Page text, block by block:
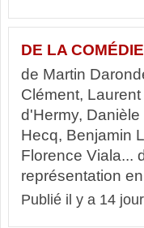
DE LA
de Martin
Clément,
d'Hermy,
Hecq, Benjamin
Florence Viala...
représentation
Publié il y a 14